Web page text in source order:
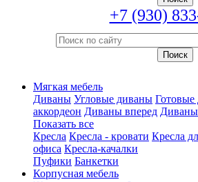
+7 (930)
Мягкая мебель
Диваны Угловые диваны
аккордеон Диваны вперед Диваны
Показать все
Кресла Кресла - кровати Кресла
офиса Кресла-качалки
Пуфики Банкетки
Корпусная мебель